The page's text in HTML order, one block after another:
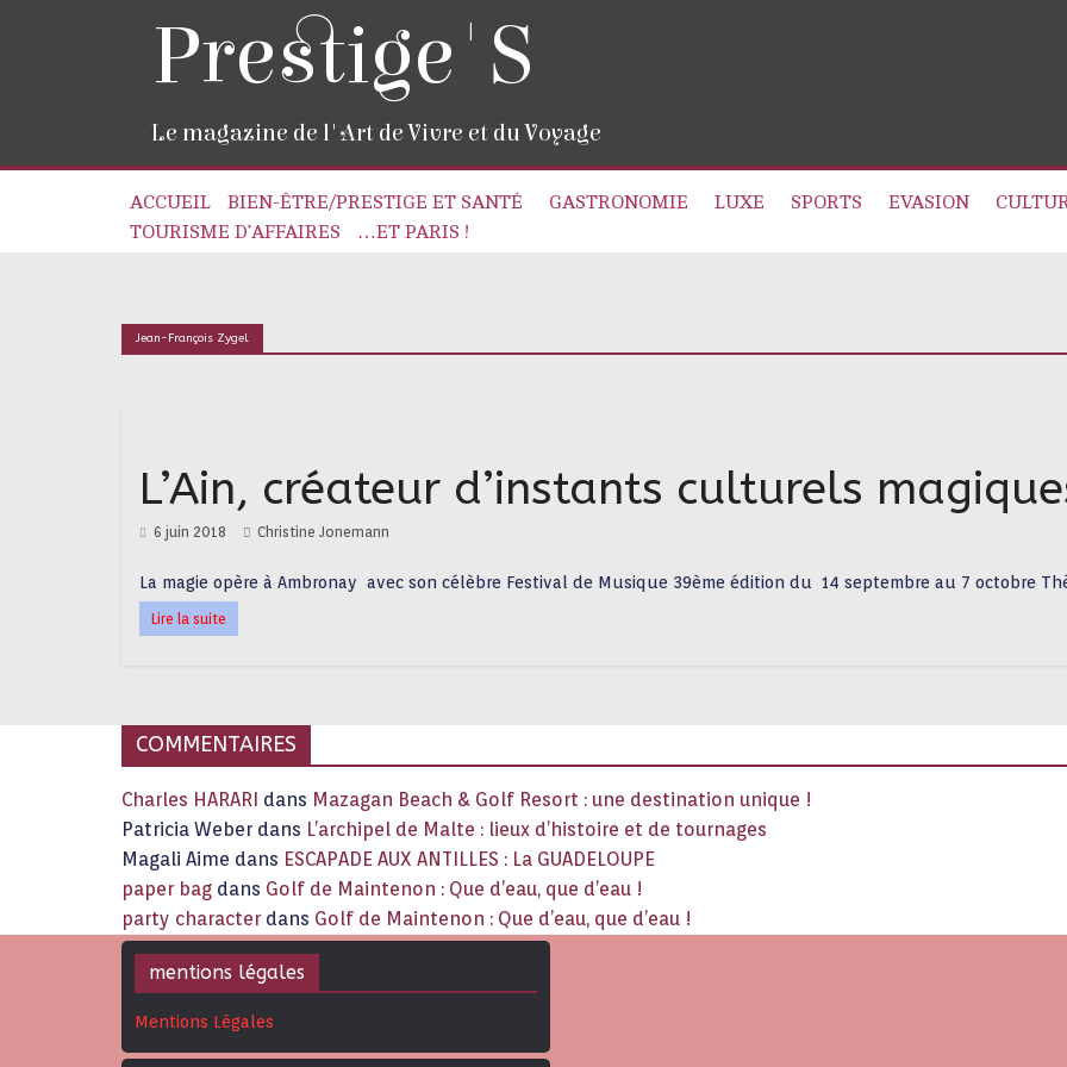
Prestige'S
Le magazine de l'Art de Vivre et du Voyage
ACCUEIL BIEN-ÊTRE/PRESTIGE ET SANTÉ GASTRONOMIE LUXE SPORTS EVASION
TOURISME D’AFFAIRES
…ET PARIS !
Jean-François Zygel
L’Ain, créateur d’instants culturels
6 juin 2018 Christine Jonemann
La magie opère à Ambronay avec son célèbre Festival de Musique 39ème édition du 14 septembre au 7 octobre
Lire la suite
COMMENTAIRES
Charles HARARI dans Mazagan Beach & Golf Resort : une destination unique !
Patricia Weber dans L’archipel de Malte : lieux d’histoire et de tournages
Magali Aime dans ESCAPADE AUX ANTILLES : La GUADELOUPE
paper bag dans Golf de Maintenon : Que d’eau, que d’eau !
party character dans Golf de Maintenon : Que d’eau, que d’eau !
mentions légales
Mentions Légales